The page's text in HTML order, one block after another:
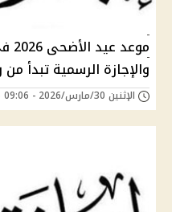
والإجازة الرسمية تبدأ
الإثنين 30/مارس/2026 - 09:06 م